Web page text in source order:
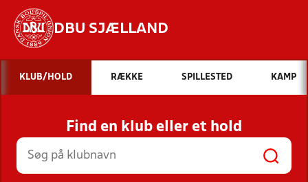
DBU SJÆLLAND
Hvad vil du søge efter?
INDHOLD OG NYHEDER
STILLINGER, RESULTATER, KLUBBER OG
HOLD
KLUB/HOLD RÆKKE SPILLESTED KAMP
Find en klub eller et hold